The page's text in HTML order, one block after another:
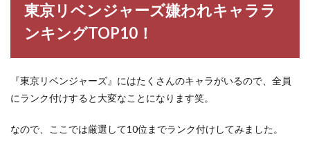
東京リベンジャーズ嫌われキャララ
ンキングTOP10！
『東京リベンジャーズ』にはたくさんのキャラがいるので、全員
にランク付けすると大変なことになります笑。
なので、ここでは厳選して10位までランク付けしてみました。